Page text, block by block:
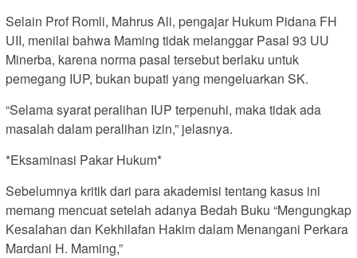
Selain Prof Romli, Mahrus Ali, pengajar Hukum Pidana FH
UII, menilai bahwa Maming tidak melanggar Pasal 93 UU
Minerba, karena norma pasal tersebut berlaku untuk
pemegang IUP, bukan bupati yang mengeluarkan SK.
“Selama syarat peralihan IUP terpenuhi, maka tidak ada
masalah dalam peralihan izin,” jelasnya.
*Eksaminasi Pakar Hukum*
Sebelumnya kritik dari para akademisi tentang kasus ini
memang mencuat setelah adanya Bedah Buku “Mengungkap
Kesalahan dan Kekhilafan Hakim dalam Menangani Perkara
Mardani H. Maming,”